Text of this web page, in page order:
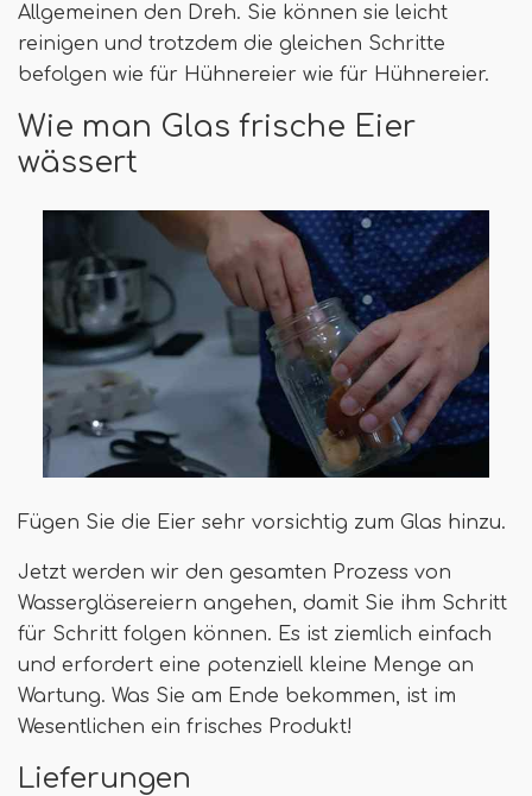
Allgemeinen den Dreh. Sie können sie leicht
reinigen und trotzdem die gleichen Schritte
befolgen wie für Hühnereier wie für Hühnereier.
Wie man Glas frische Eier
wässert
Fügen Sie die Eier sehr vorsichtig zum Glas hinzu.
Jetzt werden wir den gesamten Prozess von
Wassergläsereiern angehen, damit Sie ihm Schritt
für Schritt folgen können. Es ist ziemlich einfach
und erfordert eine potenziell kleine Menge an
Wartung. Was Sie am Ende bekommen, ist im
Wesentlichen ein frisches Produkt!
Lieferungen